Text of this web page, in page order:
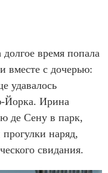
время попала
вместе с дочерью:
удавалось
Йорка. Ирина
де Сену в парк,
наряд,
свидания.